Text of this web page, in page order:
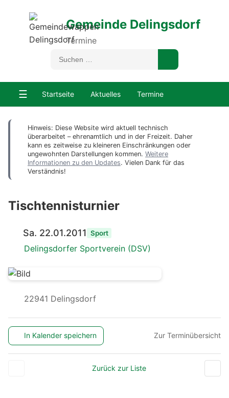
Gemeinde Delingsdorf
Termine
☰ Startseite Aktuelles Termine
Hinweis: Diese Website wird aktuell technisch
überarbeitet – ehrenamtlich und in der Freizeit. Daher
kann es zeitweise zu kleineren Einschränkungen oder
ungewohnten Darstellungen kommen. Weitere
Informationen zu den Updates. Vielen Dank für das
Verständnis!
Tischtennisturnier
Sa. 22.01.2011 Sport
Delingsdorfer Sportverein (DSV)
22941 Delingsdorf
In Kalender speichern Zur Terminübersicht
Zurück zur Liste